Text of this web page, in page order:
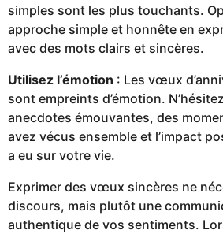
simples sont les plus touchants.
approche simple et honnête en
avec des mots clairs et sincères.
Utilisez l’émotion : Les vœux
sont empreints d’émotion.
anecdotes émouvantes, des
avez vécus ensemble et l’impact
a eu sur votre vie.
Exprimer des vœux sincères ne
discours, mais plutôt une
authentique de vos sentiments.